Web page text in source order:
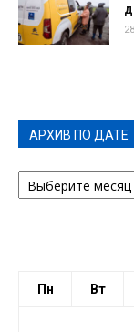
АРХИВ ПО ДАТЕ
АРХИВ
ПО
Пн Вт